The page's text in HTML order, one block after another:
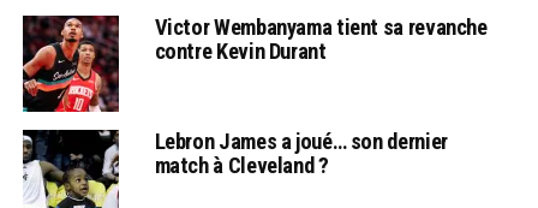
Victor Wembanyama tient sa revanche
contre Kevin Durant
Lebron James a joué… son dernier
match à Cleveland ?